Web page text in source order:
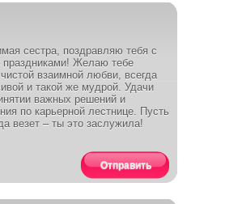
сестра, поздравляю тебя с
праздниками! Желаю тебе
взаимной любви, всегда
и такой же мудрой. Удачи
важных решений и
по карьерной лестнице. Пусть
везет – ты это заслужила!
Отправить